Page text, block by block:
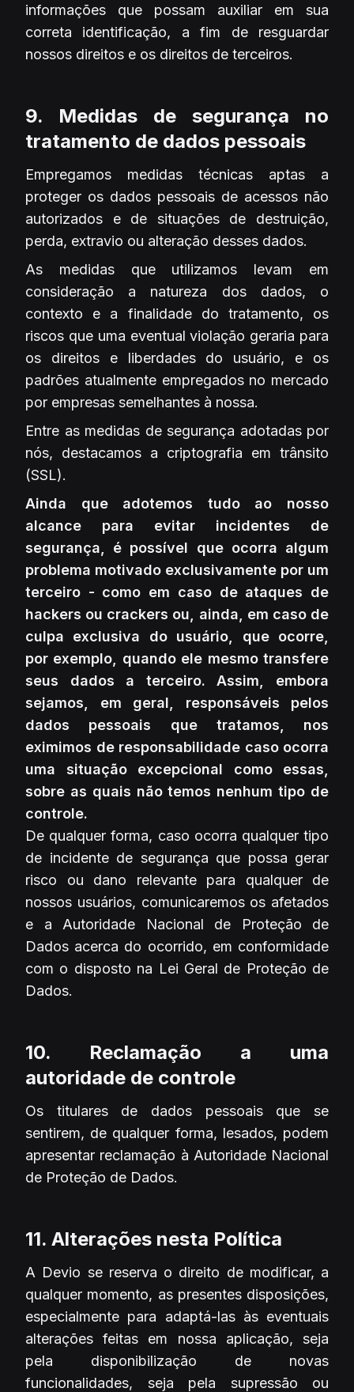
informações que possam auxiliar em sua
correta identificação, a fim de resguardar
nossos direitos e os direitos de terceiros.
9. Medidas de segurança no
tratamento de dados pessoais
Empregamos medidas técnicas aptas a
proteger os dados pessoais de acessos não
autorizados e de situações de destruição,
perda, extravio ou alteração desses dados.
As medidas que utilizamos levam em
consideração a natureza dos dados, o
contexto e a finalidade do tratamento, os
riscos que uma eventual violação geraria para
os direitos e liberdades do usuário, e os
padrões atualmente empregados no mercado
por empresas semelhantes à nossa.
Entre as medidas de segurança adotadas por
nós, destacamos a criptografia em trânsito
(SSL).
Ainda que adotemos tudo ao nosso
alcance para evitar incidentes de
segurança, é possível que ocorra algum
problema motivado exclusivamente por um
terceiro - como em caso de ataques de
hackers ou crackers ou, ainda, em caso de
culpa exclusiva do usuário, que ocorre,
por exemplo, quando ele mesmo transfere
seus dados a terceiro. Assim, embora
sejamos, em geral, responsáveis pelos
dados pessoais que tratamos, nos
eximimos de responsabilidade caso ocorra
uma situação excepcional como essas,
sobre as quais não temos nenhum tipo de
controle.
De qualquer forma, caso ocorra qualquer tipo
de incidente de segurança que possa gerar
risco ou dano relevante para qualquer de
nossos usuários, comunicaremos os afetados
e a Autoridade Nacional de Proteção de
Dados acerca do ocorrido, em conformidade
com o disposto na Lei Geral de Proteção de
Dados.
10. Reclamação a uma
autoridade de controle
Os titulares de dados pessoais que se
sentirem, de qualquer forma, lesados, podem
apresentar reclamação à Autoridade Nacional
de Proteção de Dados.
11. Alterações nesta Política
A Devio se reserva o direito de modificar, a
qualquer momento, as presentes disposições,
especialmente para adaptá-las às eventuais
alterações feitas em nossa aplicação, seja
pela disponibilização de novas
funcionalidades, seja pela supressão ou